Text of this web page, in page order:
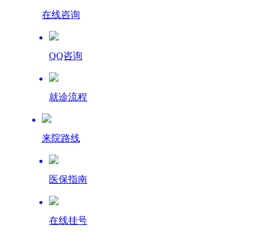
在线咨询
QQ咨询
就诊流程
来院路线
医保指南
在线挂号